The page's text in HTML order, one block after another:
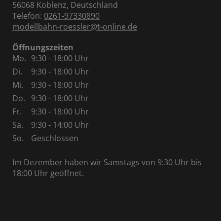
56068 Koblenz, Deutschland
Telefon: 0261-97330890
modellbahn-roessler@t-online.de
Öffnungszeiten
Mo. 9:30 - 18:00 Uhr
Di.
9:30 - 18:00 Uhr
Mi.
9:30 - 18:00 Uhr
Do.
9:30 - 18:00 Uhr
Fr.
9:30 - 18:00 Uhr
Sa.
9:30 - 14:00 Uhr
So.
Geschlossen
Im Dezember haben wir Samstags von 9:30 Uhr bis
18:00 Uhr geöffnet.